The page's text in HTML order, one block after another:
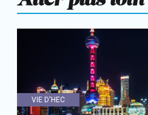
VIE D'HEC